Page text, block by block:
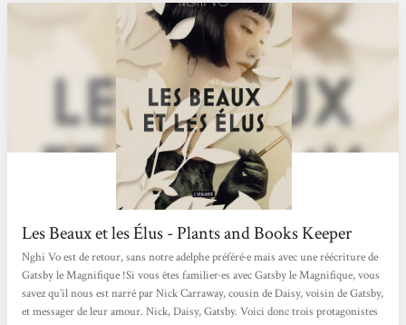
Les Beaux et les Élus - Plants and Books Keeper
Nghi Vo est de retour, sans notre adelphe préféré·e mais avec une réécriture de
Gatsby le Magnifique !Si vous êtes familier·es avec Gatsby le Magnifique, vous
savez qu’il nous est narré par Nick Carraway, cousin de Daisy, voisin de Gatsby,
et messager de leur amour. Nick, Daisy, Gatsby. Voici donc trois protagonistes